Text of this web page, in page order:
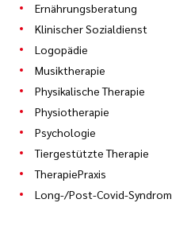
Ernährungsberatung
Klinischer Sozialdienst
Logopädie
Musiktherapie
Physikalische Therapie
Physiotherapie
Psychologie
Tiergestützte Therapie
TherapiePraxis
Long-/Post-Covid-Syndrom